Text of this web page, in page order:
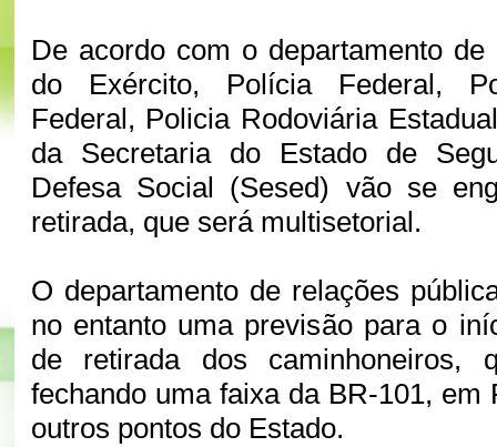
De acordo com o departamento de
do Exército, Polícia Federal,
Federal, Policia Rodoviária
da Secretaria do Estado de
Defesa Social (Sesed) vão se
retirada, que será multisetorial.
O departamento de relações
no entanto uma previsão para o
de retirada dos caminhoneiros,
fechando uma faixa da BR-101, em
outros pontos do Estado.